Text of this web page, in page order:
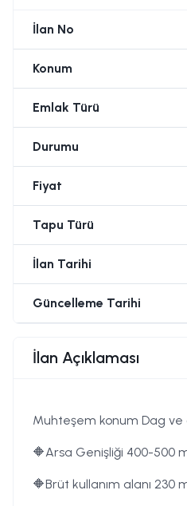
İlan No
Konum
Emlak Türü
Durumu
Fiyat
Tapu Türü
İlan Tarihi
Güncelleme Tarihi
İlan Açıklaması
Muhteşem konum Dag ve
🔶Arsa Genişliği 400-500
🔶Brüt kullanım alanı 230